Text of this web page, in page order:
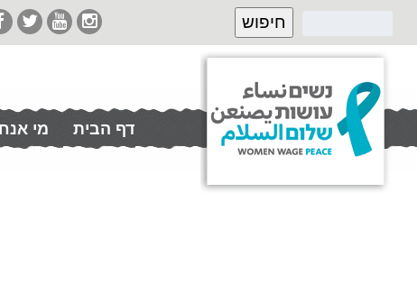
דף הבית מי